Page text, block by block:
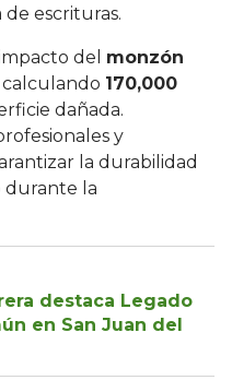
escrituras.
del monzón
calculando 170,000
dañada.
y
la durabilidad
durante la
destaca Legado
en San Juan del